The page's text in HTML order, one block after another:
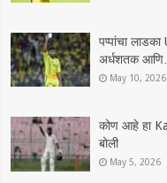
पप्पांचा
अर्धशतक
May 10, 2026
कोण आहे हा
बोली
May 5, 2026